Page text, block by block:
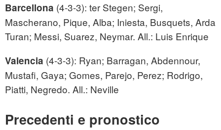
Barcellona (4-3-3): ter Stegen; Sergi,
Mascherano, Pique, Alba; Iniesta, Busquets, Arda
Turan; Messi, Suarez, Neymar. All.: Luis Enrique
Valencia (4-3-3): Ryan; Barragan, Abdennour,
Mustafi, Gaya; Gomes, Parejo, Perez; Rodrigo,
Piatti, Negredo. All.: Neville
Precedenti e pronostico